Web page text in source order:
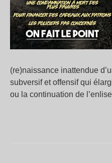
(re)naissance inattendue
subversif et offensif qui
ou la continuation de